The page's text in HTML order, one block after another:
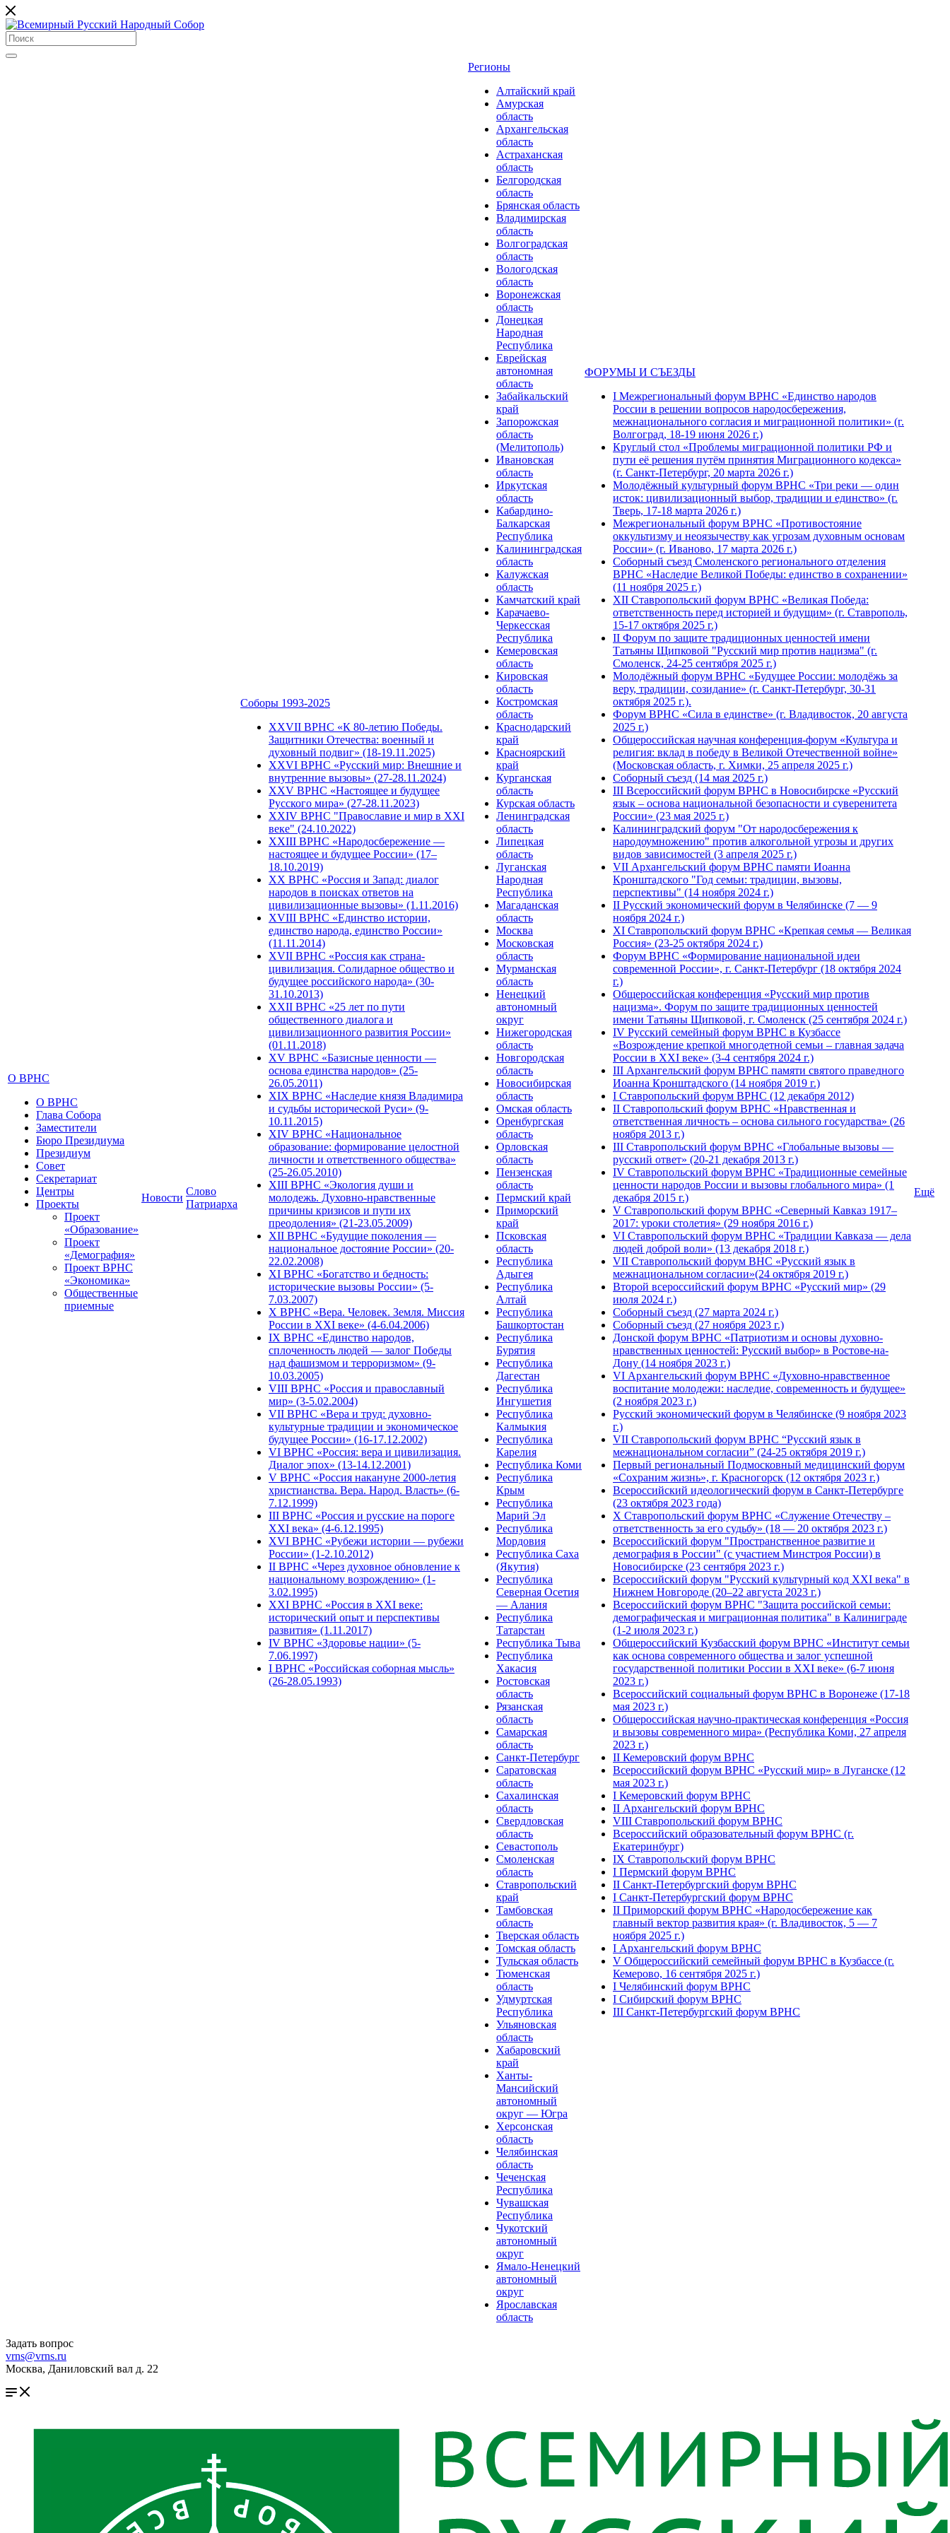
О ВРНС
О ВРНС
Глава Собора
Заместители
Бюро Президиума
Президиум
Совет
Секретариат
Центры
Проекты
Проект
«Образование»
Проект
«Демография»
Проект ВРНС
«Экономика»
Общественные
приемные
Новости
Слово
Патриарха
Соборы 1993-2025
ХХVII ВРНС «К 80-летию Победы.
Защитники Отечества: военный и
духовный подвиг» (18-19.11.2025)
XXVI ВРНС «Русский мир: Внешние и
внутренние вызовы» (27-28.11.2024)
XXV ВРНС «Настоящее и будущее
Русского мира» (27-28.11.2023)
XXIV ВРНС "Православие и мир в XXI
веке" (24.10.2022)
XXIII ВРНС «Народосбережение —
настоящее и будущее России» (17–
18.10.2019)
XX ВРНС «Россия и Запад: диалог
народов в поисках ответов на
цивилизационные вызовы» (1.11.2016)
XVIII ВРНС «Единство истории,
единство народа, единство России»
(11.11.2014)
XVII ВРНС «Россия как страна-
цивилизация. Солидарное общество и
будущее российского народа» (30-
31.10.2013)
XXII ВРНС «25 лет по пути
общественного диалога и
цивилизационного развития России»
(01.11.2018)
XV ВРНС «Базисные ценности —
основа единства народов» (25-
26.05.2011)
XIX ВРНС «Наследие князя Владимира
и судьбы исторической Руси» (9-
10.11.2015)
XIV ВРНС «Национальное
образование: формирование целостной
личности и ответственного общества»
(25-26.05.2010)
XIII ВРНС «Экология души и
молодежь. Духовно-нравственные
причины кризисов и пути их
преодоления» (21-23.05.2009)
XII ВРНС «Будущие поколения —
национальное достояние России» (20-
22.02.2008)
XI ВРНС «Богатство и бедность:
исторические вызовы России» (5-
7.03.2007)
X ВРНС «Вера. Человек. Земля. Миссия
России в XXI веке» (4-6.04.2006)
IX ВРНС «Единство народов,
сплоченность людей — залог Победы
над фашизмом и терроризмом» (9-
10.03.2005)
VIII ВРНС «Россия и православный
мир» (3-5.02.2004)
VII ВРНС «Вера и труд: духовно-
культурные традиции и экономическое
будущее России» (16-17.12.2002)
VI ВРНС «Россия: вера и цивилизация.
Диалог эпох» (13-14.12.2001)
V ВРНС «Россия накануне 2000-летия
христианства. Вера. Народ. Власть» (6-
7.12.1999)
III ВРНС «Россия и русские на пороге
XXI века» (4-6.12.1995)
XVI ВРНС «Рубежи истории — рубежи
России» (1-2.10.2012)
II ВРНС «Через духовное обновление к
национальному возрождению» (1-
3.02.1995)
XХI ВРНС «Россия в XXI веке:
исторический опыт и перспективы
развития» (1.11.2017)
IV ВРНС «Здоровье нации» (5-
7.06.1997)
I ВРНС «Российская соборная мысль»
(26-28.05.1993)
Регионы
Алтайский край
Амурская
область
Архангельская
область
Астраханская
область
Белгородская
область
Брянская область
Владимирская
область
Волгоградская
область
Вологодская
область
Воронежская
область
Донецкая
Народная
Республика
Еврейская
автономная
область
Забайкальский
край
Запорожская
область
(Мелитополь)
Ивановская
область
Иркутская
область
Кабардино-
Балкарская
Республика
Калининградская
область
Калужская
область
Камчатский край
Карачаево-
Черкесская
Республика
Кемеровская
область
Кировская
область
Костромская
область
Краснодарский
край
Красноярский
край
Курганская
область
Курская область
Ленинградская
область
Липецкая
область
Луганская
Народная
Республика
Магаданская
область
Москва
Московская
область
Мурманская
область
Ненецкий
автономный
округ
Нижегородская
область
Новгородская
область
Новосибирская
область
Омская область
Оренбургская
область
Орловская
область
Пензенская
область
Пермский край
Приморский
край
Псковская
область
Республика
Адыгея
Республика
Алтай
Республика
Башкортостан
Республика
Бурятия
Республика
Дагестан
Республика
Ингушетия
Республика
Калмыкия
Республика
Карелия
Республика Коми
Республика
Крым
Республика
Марий Эл
Республика
Мордовия
Республика Саха
(Якутия)
Республика
Северная Осетия
— Алания
Республика
Татарстан
Республика Тыва
Республика
Хакасия
Ростовская
область
Рязанская
область
Самарская
область
Санкт-Петербург
Саратовская
область
Сахалинская
область
Свердловская
область
Севастополь
Смоленская
область
Ставропольский
край
Тамбовская
область
Тверская область
Томская область
Тульская область
Тюменская
область
Удмуртская
Республика
Ульяновская
область
Хабаровский
край
Ханты-
Мансийский
автономный
округ — Югра
Херсонская
область
Челябинская
область
Чеченская
Республика
Чувашская
Рeспублика
Чукотский
автономный
округ
Ямало-Ненецкий
автономный
округ
Ярославская
область
ФОРУМЫ И СЪЕЗДЫ
I Межрегиональный форум ВРНС «Единство народов
России в решении вопросов народосбережения,
межнационального согласия и миграционной политики» (г.
Волгоград, 18-19 июня 2026 г.)
Круглый стол «Проблемы миграционной политики РФ и
пути её решения путём принятия Миграционного кодекса»
(г. Санкт-Петербург, 20 марта 2026 г.)
Молодёжный культурный форум ВРНС «Три реки — один
исток: цивилизационный выбор, традиции и единство» (г.
Тверь, 17-18 марта 2026 г.)
Межрегиональный форум ВРНС «Противостояние
оккультизму и неоязычеству как угрозам духовным основам
России» (г. Иваново, 17 марта 2026 г.)
Соборный съезд Смоленского регионального отделения
ВРНС «Наследие Великой Победы: единство в сохранении»
(11 ноября 2025 г.)
XII Ставропольский форум ВРНС «Великая Победа:
ответственность перед историей и будущим» (г. Ставрополь,
15-17 октября 2025 г.)
II Форум по защите традиционных ценностей имени
Татьяны Щипковой "Русский мир против нацизма" (г.
Смоленск, 24-25 сентября 2025 г.)
Молодёжный форум ВРНС «Будущее России: молодёжь за
веру, традиции, созидание» (г. Санкт-Петербург, 30-31
октября 2025 г.).
Форум ВРНС «Сила в единстве» (г. Владивосток, 20 августа
2025 г.)
Общероссийская научная конференция-форум «Культура и
религия: вклад в победу в Великой Отечественной войне»
(Московская область, г. Химки, 25 апреля 2025 г.)
Соборный съезд (14 мая 2025 г.)
III Всероссийский форум ВРНС в Новосибирске «Русский
язык – основа национальной безопасности и суверенитета
России» (23 мая 2025 г.)
Калининградский форум "От народосбережения к
народоумножению" против алкогольной угрозы и других
видов зависимостей (3 апреля 2025 г.)
VII Архангельский форум ВРНС памяти Иоанна
Кронштадского "Год семьи: традиции, вызовы,
перспективы" (14 ноября 2024 г.)
II Русский экономический форум в Челябинске (7 — 9
ноября 2024 г.)
ХI Ставропольский форум ВРНС «Крепкая семья — Великая
Россия» (23-25 октября 2024 г.)
Форум ВРНС «Формирование национальной идеи
современной России», г. Санкт-Петербург (18 октября 2024
г.)
Общероссийская конференция «Русский мир против
нацизма». Форум по защите традиционных ценностей
имени Татьяны Щипковой, г. Смоленск (25 сентября 2024 г.)
IV Русский семейный форум ВРНС в Кузбассе
«Возрождение крепкой многодетной семьи – главная задача
России в XXI веке» (3-4 сентября 2024 г.)
III Архангельский форум ВРНС памяти святого праведного
Иоанна Кронштадского (14 ноября 2019 г.)
I Ставропольский форум ВРНС (12 декабря 2012)
II Ставропольский форум ВРНС «Нравственная и
ответственная личность – основа сильного государства» (26
ноября 2013 г.)
III Ставропольский форум ВРНС «Глобальные вызовы —
русский ответ» (20-21 декабря 2013 г.)
IV Ставропольский форум ВРНС «Традиционные семейные
ценности народов России и вызовы глобального мира» (1
декабря 2015 г.)
V Ставропольский форум ВРНС «Северный Кавказ 1917–
2017: уроки столетия» (29 ноября 2016 г.)
VI Ставропольский форум ВРНС «Традиции Кавказа — дела
людей доброй воли» (13 декабря 2018 г.)
VII Ставропольский форум ВHС «Русский язык в
межнациональном согласии»(24 октября 2019 г.)
Второй всероссийский форум ВРНС «Русский мир» (29
июля 2024 г.)
Соборный съезд (27 марта 2024 г.)
Соборный съезд (27 ноября 2023 г.)
Донской форум ВРНС «Патриотизм и основы духовно-
нравственных ценностей: Русский выбор» в Ростове-на-
Дону (14 ноября 2023 г.)
VI Архангельский форум ВРНС «Духовно-нравственное
воспитание молодежи: наследие, современность и будущее»
(2 ноября 2023 г.)
Русский экономический форум в Челябинске (9 ноября 2023
г.)
VII Ставропольский форум ВРНС “Русский язык в
межнациональном согласии” (24-25 октября 2019 г.)
Первый региональный Подмосковный медицинский форум
«Сохраним жизнь», г. Красногорск (12 октября 2023 г.)
Всероссийский идеологический форум в Санкт-Петербурге
(23 октября 2023 года)
X Ставропольский форум ВРНС «Служение Отечеству –
ответственность за его судьбу» (18 — 20 октября 2023 г.)
Всероссийский форум "Пространственное развитие и
демография в России" (с участием Минстроя России) в
Новосибирске (23 сентября 2023 г.)
Всероссийский форум "Русский культурный код XXI века" в
Нижнем Новгороде (20–22 августа 2023 г.)
Всероссийский форум ВРНС "Защита российской семьи:
демографическая и миграционная политика" в Калиниграде
(1-2 июля 2023 г.)
Общероссийский Кузбасский форум ВРНС «Институт семьи
как основа современного общества и залог успешной
государственной политики России в ХХI веке» (6-7 июня
2023 г.)
Всероссийский социальный форум ВРНС в Воронеже (17-18
мая 2023 г.)
Общероссийская научно-практическая конференция «Россия
и вызовы современного мира» (Республика Коми, 27 апреля
2023 г.)
II Кемеровский форум ВРНС
Всероссийский форум ВРНС «Русский мир» в Луганске (12
мая 2023 г.)
I Кемеровский форум ВРНС
II Архангельский форум ВРНС
VIII Ставропольский форум ВРНС
Всероссийский образовательный форум ВРНС (г.
Екатеринбург)
IX Ставропольский форум ВРНС
I Пермский форум ВРНС
II Санкт-Петербургский форум ВРНС
I Санкт-Петербургский форум ВРНС
II Приморский форум ВРНС «Народосбережение как
главный вектор развития края» (г. Владивосток, 5 — 7
ноября 2025 г.)
I Архангельский форум ВРНС
V Общероссийский семейный форум ВРНС в Кузбассе (г.
Кемерово, 16 сентября 2025 г.)
I Челябинский форум ВРНС
I Сибирский форум ВРНС
III Санкт-Петербургский форум ВРНС
Ещё
Задать вопрос
vrns@vrns.ru
Москва, Даниловский вал д. 22